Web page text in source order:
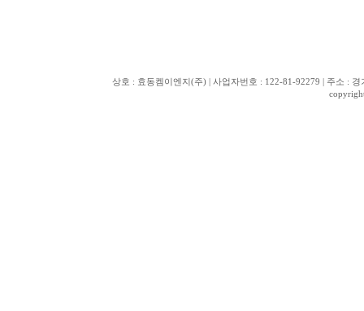
상호 : 효동켐이엔지(주) | 사업자번호 : 122-81-92279 | 주소 :